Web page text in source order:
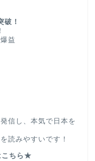
破！
益
信し、本気で日本を
読みやすいです！
こちら★